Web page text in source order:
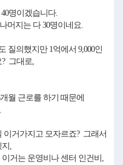
명이겠습니다.
머지는 다 30명이네요.
질의했지만 1억에서 9,000인
그대로,
월 근로를 하기 때문에
이거가지고 모자르죠? 그래서
지,
거는 운영비나 센터 인건비,